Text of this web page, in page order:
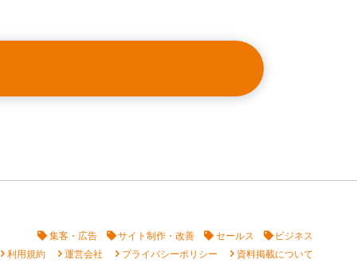
集客・広告 サイト制作・改善 セールス ビジネス
chevron_right利用規約 chevron_right運営会社 chevron_rightプライバシーポリシー chevron_right資料掲載について